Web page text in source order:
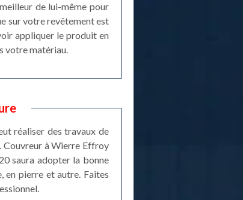
de lui-même pour
sur votre revêtement est
appliquer le produit en
votre matériau.
réaliser des travaux de
Couvreur à Wierre Effroy
saura adopter la bonne
en pierre et autre. Faites